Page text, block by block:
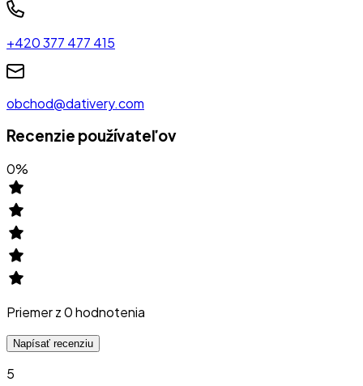
+420 377 477 415
obchod@dativery.com
Recenzie používateľov
0%
Priemer z0hodnotenia
Napísať recenziu
5